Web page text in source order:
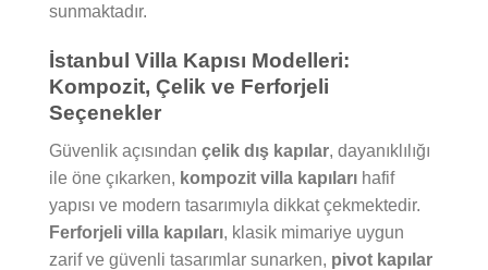
sunmaktadır.
İstanbul Villa Kapısı Modelleri:
Kompozit, Çelik ve Ferforjeli
Seçenekler
Güvenlik açısından çelik dış kapılar, dayanıklılığı
ile öne çıkarken, kompozit villa kapıları hafif
yapısı ve modern tasarımıyla dikkat çekmektedir.
Ferforjeli villa kapıları, klasik mimariye uygun
zarif ve güvenli tasarımlar sunarken, pivot kapılar